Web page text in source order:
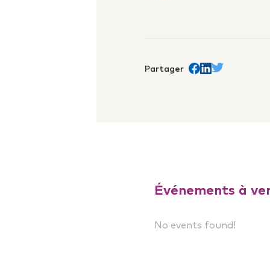
Partager Share on Facebook
trans.Partager
Share on
Événements à
No events found!